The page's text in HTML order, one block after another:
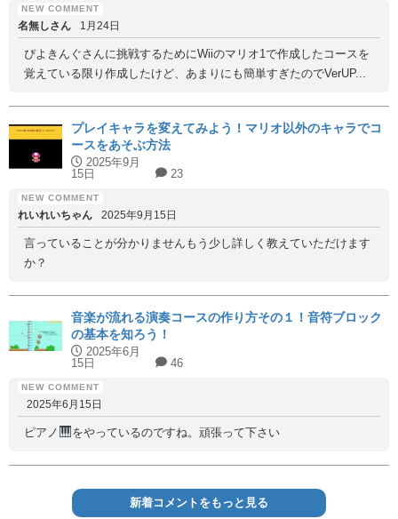
名無しさん 1月24日
ぴよきんぐさんに挑戦するためにWiiのマリオ1で作成したコースを
覚えている限り作成したけど、あまりにも簡単すぎたのでVerUP...
プレイキャラを変えてみよう！マリオ以外のキャラでコ
ースをあそぶ方法
2025年9月
15日
23
れいれいちゃん 2025年9月15日
言っていることが分かりませんもう少し詳しく教えていただけます
か？
音楽が流れる演奏コースの作り方その１！音符ブロック
の基本を知ろう！
2025年6月
15日
46
2025年6月15日
ピアノ をやっているのですね。頑張って下さい
新着コメントをもっと見る